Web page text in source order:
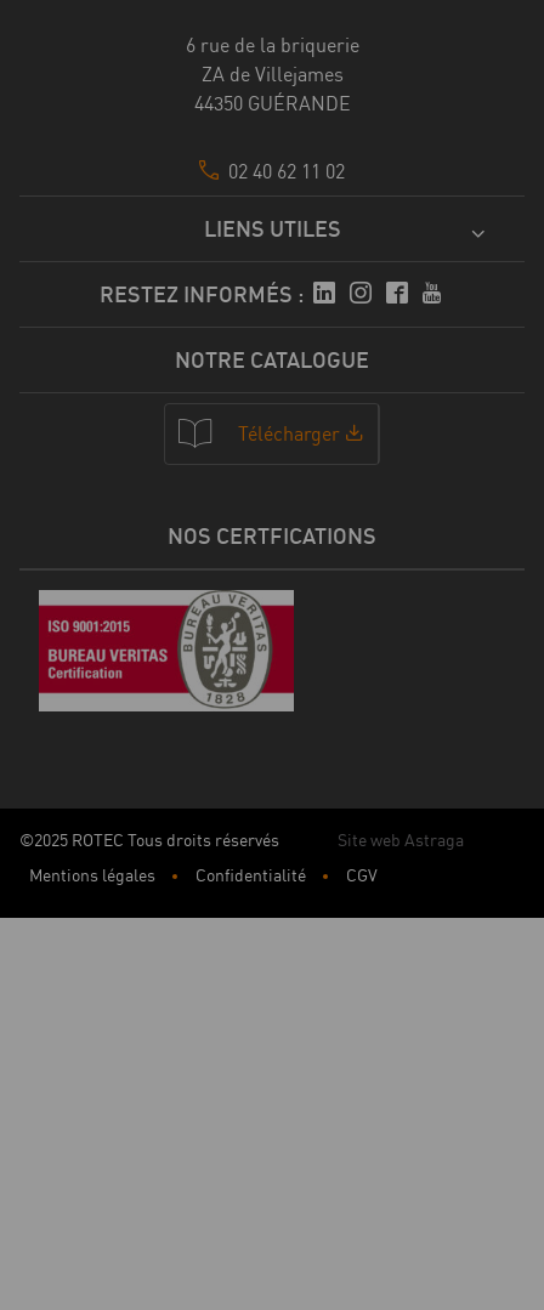
6 rue de la briquerie
ZA de Villejames
44350 GUÉRANDE
02 40 62 11 02
LIENS UTILES
RESTEZ INFORMÉS :
NOTRE CATALOGUE
Télécharger
NOS CERTFICATIONS
©2025 ROTEC Tous droits réservés
Site web Astraga
Mentions légales
Confidentialité CGV